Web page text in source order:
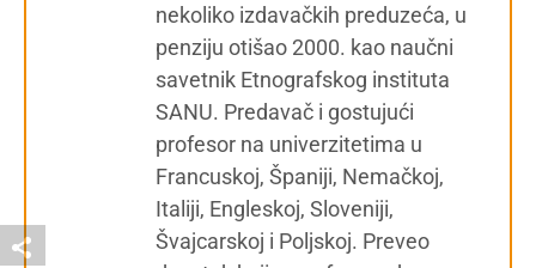
nekoliko izdavačkih preduzeća, u
penziju otišao 2000. kao naučni
savetnik Etnografskog instituta
SANU. Predavač i gostujući
profesor na univerzitetima u
Francuskoj, Španiji, Nemačkoj,
Italiji, Engleskoj, Sloveniji,
Švajcarskoj i Poljskoj. Preveo